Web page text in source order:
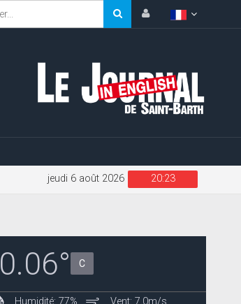
20:23
jeudi 6 août 2026
C
Humidité: 77% Vent: 7.0m/s